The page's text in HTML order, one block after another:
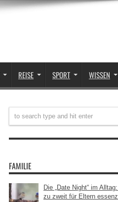
REISE SPORT WISSEN
FAMILIE
Die „Date Night“ im
zu zweit für Eltern